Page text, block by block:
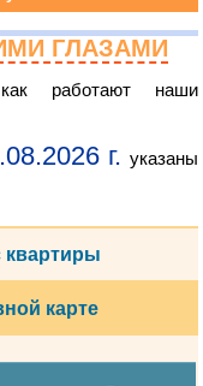
ГЛАЗАМИ
работают наши
г. указаны
квартиры
карте